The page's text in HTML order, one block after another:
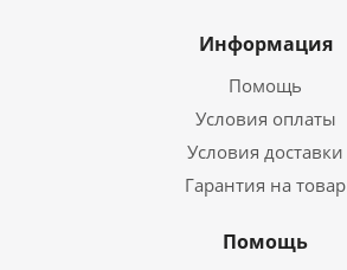
Информация
Помощь
Условия оплаты
Условия доставки
Гарантия на товар
Помощь